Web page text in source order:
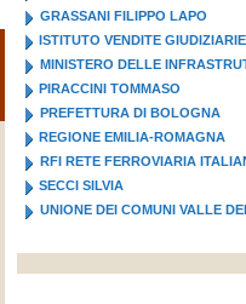
GRASSANI FILIPPO LAPO
ISTITUTO VENDITE GIUDIZIARIE
MINISTERO DELLE
PIRACCINI TOMMASO
PREFETTURA DI BOLOGNA
REGIONE EMILIA-ROMAGNA
RFI RETE FERROVIARIA
SECCI SILVIA
UNIONE DEI COMUNI VALLE